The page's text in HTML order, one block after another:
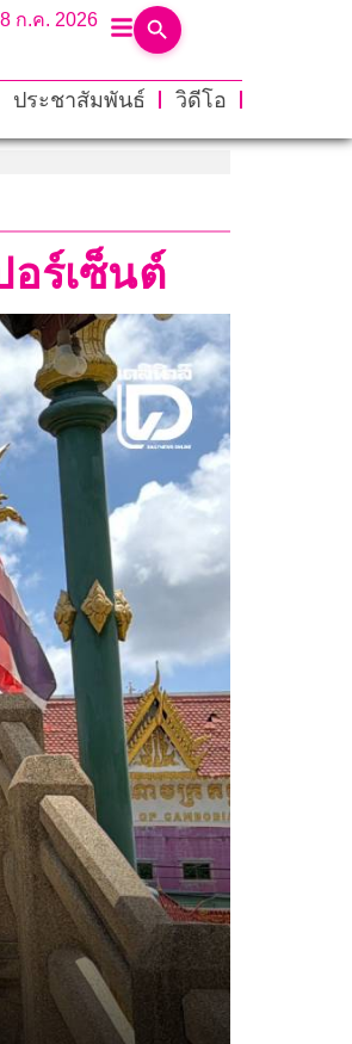
ก.ค. 2026
ประชาสัมพันธ์
วิดีโอ
อร์เซ็นต์